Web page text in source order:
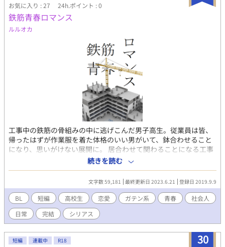
お気に入り : 27 24h.ポイント : 0
鉄筋青春ロマンス
ルルオカ
工事中の鉄筋の骨組みの中に逃げこんだ男子高生。従業員は皆、
帰ったはずが作業服を着た体格のいい男がいて、鉢合わせること
になり、思いがけない展開に。 居合わせて関わることになる工事
現場の男×色々とあり思いつめる男子高生のBL小説。鉄筋の骨組
みで青春してロマンスを織りなす話です。R15。 「鉄筋青春カタ
ルシス」はその後の工事現場の男視点になります。 おまけの「鉄
筋青春バカップル」を吸収しました。
続きを読む
文字数 59,181 最終更新日 2023.6.21 登録日 2019.9.9
BL 短編 高校生 恋愛 ガテン系 青春
社会人
日常
完結 シリアス
30
短編 連載中 R18